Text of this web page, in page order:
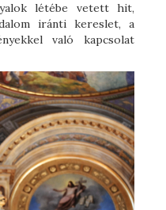
létébe vetett hit,
iránti kereslet, a
való kapcsolat